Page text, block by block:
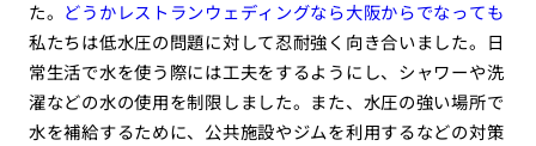
た。 どうかレストランウェディングなら大阪からでなっても
私たちは低水圧の問題に対して忍耐強く向き合いました。日
常生活で水を使う際には工夫をするようにし、シャワーや洗
濯などの水の使用を制限しました。また、水圧の強い場所で
水を補給するために、公共施設やジムを利用するなどの対策